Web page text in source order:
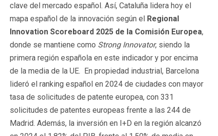
clave del mercado español. Así, Cataluña lidera hoy el
mapa español de la innovación según el Regional
Innovation Scoreboard 2025 de la Comisión Europea,
donde se mantiene como Strong Innovator, siendo la
primera región española en este indicador y por encima
de la media de la UE. En propiedad industrial, Barcelona
lideró el ranking español en 2024 de ciudades con mayor
tasa de solicitudes de patente europea, con 331
solicitudes de patentes europeas frente a las 244 de
Madrid. Además, la inversión en I+D en la región alcanzó